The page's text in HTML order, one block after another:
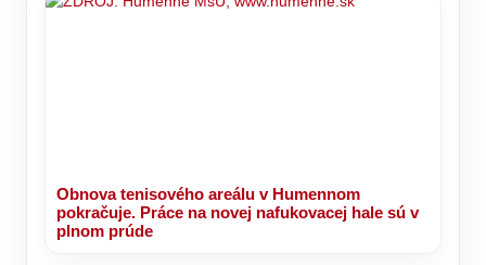
Obnova tenisového areálu v Humennom
pokračuje. Práce na novej nafukovacej hale sú v
plnom prúde